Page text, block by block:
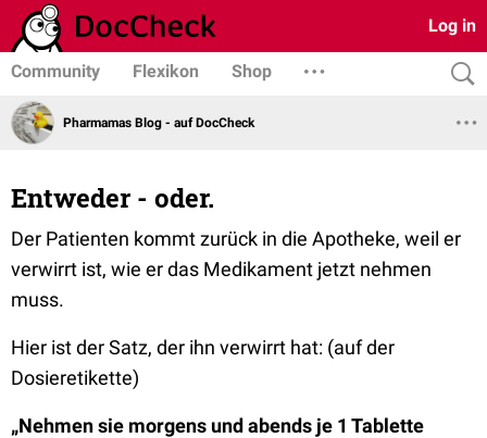
Log in
Community Flexikon Shop
Pharmamas Blog - auf DocCheck
Entweder - oder.
Der Patienten kommt zurück in die Apotheke, weil er
verwirrt ist, wie er das Medikament jetzt nehmen
muss.
Hier ist der Satz, der ihn verwirrt hat: (auf der
Dosieretikette)
„Nehmen sie morgens und abends je 1 Tablette